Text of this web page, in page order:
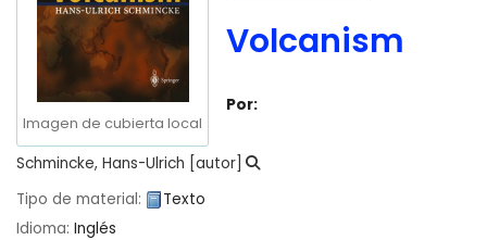
Imagen de cubierta local
Volcanism
Por:
Schmincke, Hans-Ulrich [autor]
Tipo de material:
Texto
Idioma: Inglés